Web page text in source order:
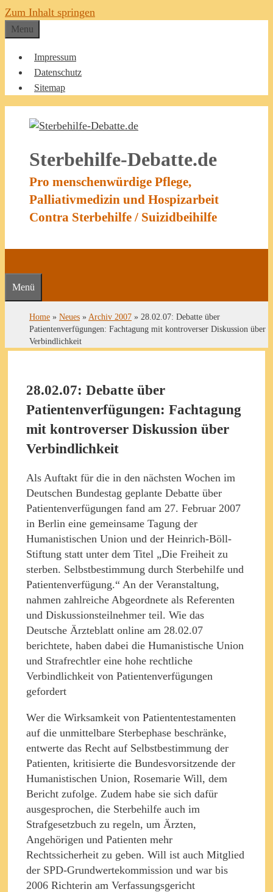
Zum Inhalt springen
Menu
Impressum
Datenschutz
Sitemap
Sterbehilfe-Debatte.de
Pro menschenwürdige Pflege,
Palliativmedizin und Hospizarbeit
Contra Sterbehilfe / Suizidbeihilfe
Menü
Home » Neues » Archiv 2007 » 28.02.07: Debatte über
Patientenverfügungen: Fachtagung mit kontroverser Diskussion über
Verbindlichkeit
28.02.07: Debatte über
Patientenverfügungen: Fachtagung
mit kontroverser Diskussion über
Verbindlichkeit
Als Auftakt für die in den nächsten Wochen im
Deutschen Bundestag geplante Debatte über
Patientenverfügungen fand am 27. Februar 2007
in Berlin eine gemeinsame Tagung der
Humanistischen Union und der Heinrich-Böll-
Stiftung statt unter dem Titel „Die Freiheit zu
sterben. Selbstbestimmung durch Sterbehilfe und
Patientenverfügung.“ An der Veranstaltung,
nahmen zahlreiche Abgeordnete als Referenten
und Diskussionsteilnehmer teil. Wie das
Deutsche Ärzteblatt online am 28.02.07
berichtete, haben dabei die Humanistische Union
und Strafrechtler eine hohe rechtliche
Verbindlichkeit von Patientenverfügungen
gefordert
Wer die Wirksamkeit von Patiententestamenten
auf die unmittelbare Sterbephase beschränke,
entwerte das Recht auf Selbstbestimmung der
Patienten, kritisierte die Bundesvorsitzende der
Humanistischen Union, Rosemarie Will, dem
Bericht zufolge. Zudem habe sie sich dafür
ausgesprochen, die Sterbehilfe auch im
Strafgesetzbuch zu regeln, um Ärzten,
Angehörigen und Patienten mehr
Rechtssicherheit zu geben. Will ist auch Mitglied
der SPD-Grundwertekommission und war bis
2006 Richterin am Verfassungsgericht